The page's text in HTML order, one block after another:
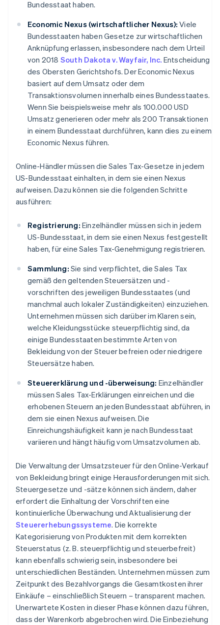
Bundesstaat haben.
Economic Nexus (wirtschaftlicher Nexus): Viele
Bundesstaaten haben Gesetze zur wirtschaftlichen
Anknüpfung erlassen, insbesondere nach dem Urteil
von 2018 South Dakota v. Wayfair, Inc. Entscheidung
des Obersten Gerichtshofs. Der Economic Nexus
basiert auf dem Umsatz oder dem
Transaktionsvolumen innerhalb eines Bundesstaates.
Wenn Sie beispielsweise mehr als 100.000 USD
Umsatz generieren oder mehr als 200 Transaktionen
in einem Bundesstaat durchführen, kann dies zu einem
Economic Nexus führen.
Online-Händler müssen die Sales Tax-Gesetze in jedem
US-Bundesstaat einhalten, in dem sie einen Nexus
aufweisen. Dazu können sie die folgenden Schritte
ausführen:
Registrierung: Einzelhändler müssen sich in jedem
US-Bundesstaat, in dem sie einen Nexus festgestellt
haben, für eine Sales Tax-Genehmigung registrieren.
Sammlung: Sie sind verpflichtet, die Sales Tax
gemäß den geltenden Steuersätzen und -
vorschriften des jeweiligen Bundesstaates (und
manchmal auch lokaler Zuständigkeiten) einzuziehen.
Unternehmen müssen sich darüber im Klaren sein,
welche Kleidungsstücke steuerpflichtig sind, da
einige Bundesstaaten bestimmte Arten von
Bekleidung von der Steuer befreien oder niedrigere
Steuersätze haben.
Steuererklärung und -überweisung: Einzelhändler
müssen Sales Tax-Erklärungen einreichen und die
erhobenen Steuern an jeden Bundesstaat abführen, in
dem sie einen Nexus aufweisen. Die
Einreichungshäufigkeit kann je nach Bundesstaat
variieren und hängt häufig vom Umsatzvolumen ab.
Die Verwaltung der Umsatzsteuer für den Online-Verkauf
von Bekleidung bringt einige Herausforderungen mit sich.
Steuergesetze und -sätze können sich ändern, daher
erfordert die Einhaltung der Vorschriften eine
kontinuierliche Überwachung und Aktualisierung der
Steuererhebungssysteme. Die korrekte
Kategorisierung von Produkten mit dem korrekten
Steuerstatus (z. B. steuerpflichtig und steuerbefreit)
kann ebenfalls schwierig sein, insbesondere bei
unterschiedlichen Beständen. Unternehmen müssen zum
Zeitpunkt des Bezahlvorgangs die Gesamtkosten ihrer
Einkäufe – einschließlich Steuern – transparent machen.
Unerwartete Kosten in dieser Phase können dazu führen,
dass der Warenkorb abgebrochen wird. Die Einbeziehung